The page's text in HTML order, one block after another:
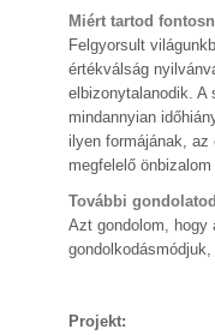
Miért tartod
Felgyorsult
értékválság
elbizonytalanodik. A
mindannyian
ilyen formájának,
megfelelő
További
Azt gondolom, hogy
Projekt: